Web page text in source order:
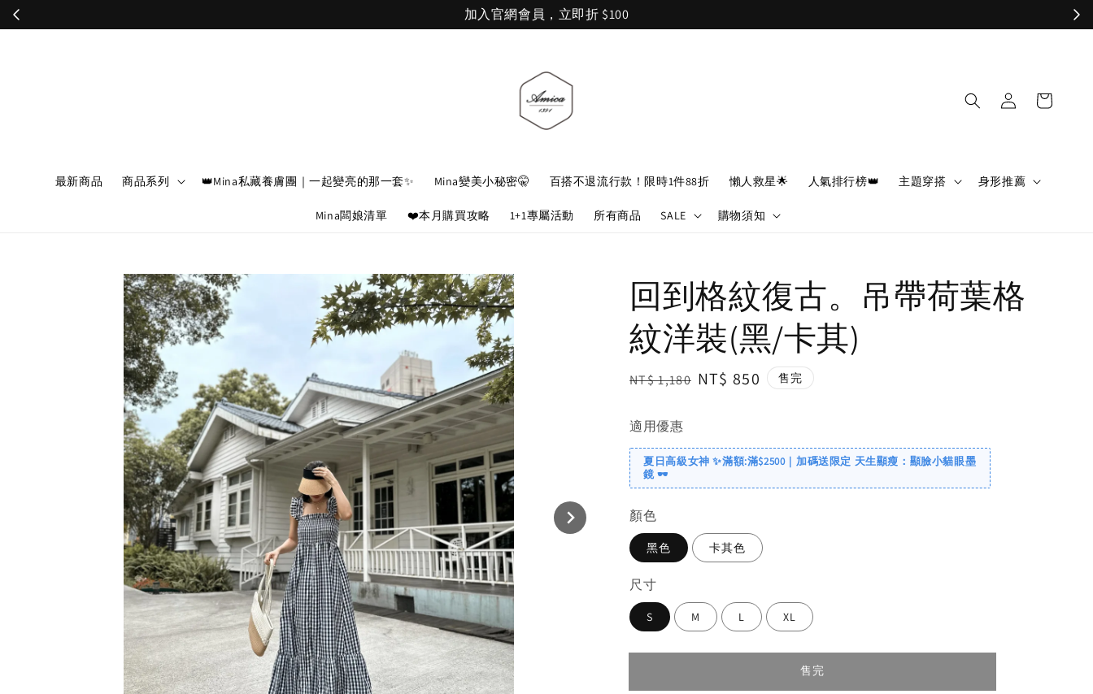
加入官網會員，立即折 $100
最新商品 商品系列 👑Mina私藏養膚團｜一起變亮的那一套✨ Mina變美小秘密🤫 百搭不退流行款！限時1件88折 懶人救星🌟 人氣排行榜👑 主題穿搭 身形推薦
Mina闆娘清單 ❤️本月購買攻略 1+1專屬活動 所有商品 SALE 購物須知
回到格紋復古。吊帶荷葉格
紋洋裝(黑/卡其)
Regular
NT$ 1,180 Sale
NT$ 850 售完
適用優惠
夏日高級女神 ✨滿額:滿$2500｜加碼送限定 天生顯瘦：顯臉小貓眼墨
鏡 🕶️
顏色
黑色 卡其色
尺寸
S M L XL
售完